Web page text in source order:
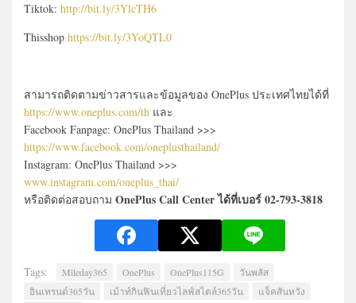
Tiktok: http://bit.ly/3YlcTH6
Thisshop https://bit.ly/3YoQTL0
สามารถติดตามข่าวสารและข้อมูลของ OnePlus ประเทศไทยได้ที่
https://www.oneplus.com/th และ
Facebook Fanpage: OnePlus Thailand >>>
https://www.facebook.com/oneplusthailand/
Instagram: OnePlus Thailand >>>
www.instagram.com/oneplus_thai/
หรือติดต่อสอบถาม OnePlus Call Center ได้ที่เบอร์ 02-793-3818
Tags: Mileday365 OnePlus OnePlus115G
วันพลัส
อินเทรนด์365วัน
เม้าท์กินฟินเที่ยวไลฟ์สไตล์365วัน
แจ็คสันหวัง